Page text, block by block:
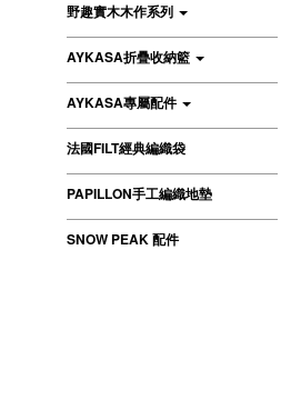
野趣實木木作系列
AYKASA折疊收納籃
AYKASA專屬配件
法國FILT經典編織袋
PAPILLON手工編織地墊
SNOW PEAK 配件